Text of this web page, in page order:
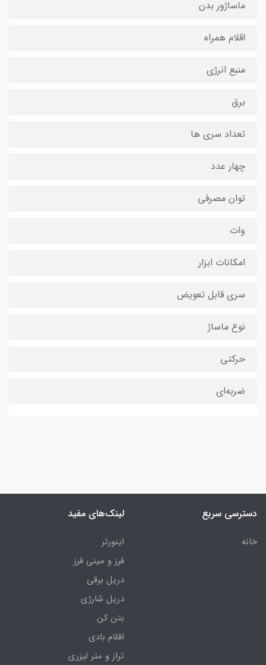
ماساژور بدن
اقلام همراه
منبع انرژی
برق
تعداد سری ها
چهار عدد
توان مصرفی
وات
امکانات ابزار
سری قابل تعویض
نوع ماساژ
حرکتی
ضربه‌ای
دسترسی سریع
خانه
لینک‌های مفید
اینورتر
فرز و مینی فرز
دریل برقی
دریل شارژی
بتن کن
اقلام بادی
تراز و متر لیزری